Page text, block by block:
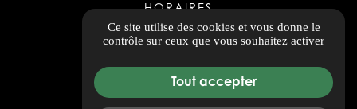
HORAIRES
Ouvert du lundi au vendredi
8h00 - 12h00 / 14h00 - 17h00
Tous les avis
Ce site utilise des cookies et vous donne le
contrôle sur ceux que vous souhaitez activer
Tout accepter